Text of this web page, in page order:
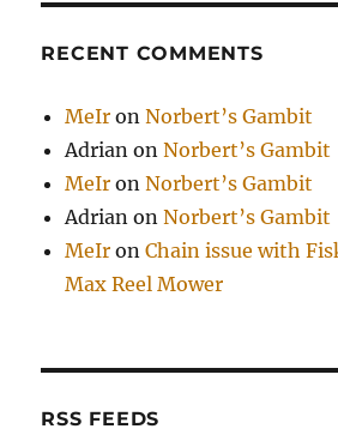
RECENT COMMENTS
MeIr onNorbert’s Gambit
Adrian onNorbert’s Gambit
MeIr onNorbert’s Gambit
Adrian onNorbert’s Gambit
MeIr onChain issue with
Max Reel Mower
RSS FEEDS